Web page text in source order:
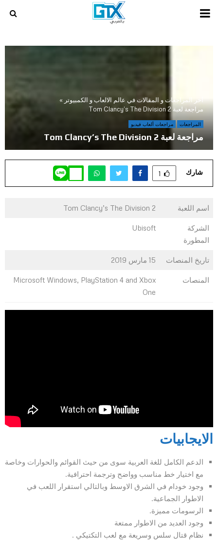
PRIMARY
أخر المراجعات و المقالات في عالم الالعاب و الكمبيوتر »
مراجعة لعبة Tom Clancy’s The Division 2
المراجعات مراجعات ألعاب فيديو
مراجعة لعبة Tom Clancy’s The Division 2
شارك 1
اسم اللعبة Tom Clancy’s The Division 2
الشركة
المطورة
Ubisoft
تاريخ المنصات 15 مارس 2019
المنصات
Microsoft Windows, PlayStation 4 and Xbox
One
الايجابيات
الدعم الكامل للغة العربية سوى من حيث القوائم والحوارات وخاصة
مع اختيار خط مناسب وواضح وترجمة احترافية.
وجود خودام في الشرق الاوسط وبالتالي استقرار اللعب في
الاطوار الجماعية.
الرسومات مميزة.
وجود العديد من الاطوار ممتعة
نظام قتال سلس وسريعة مع لعب التكتيكي .